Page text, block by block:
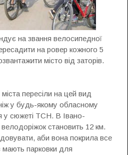
на звання велосипедної
на ровер кожного 5
місто від заторів.
пересіли на цей вид
у будь-якому обласному
у сюжеті ТСН. В Івано-
велодоріжок становить 12 км.
аби вона покрила все
мають парковки для